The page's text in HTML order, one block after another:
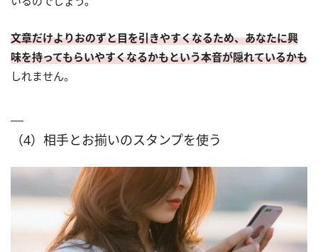
文章だけよりおのずと目を引きやすくなるため、あなたに興
味を持ってもらいやすくなるかもという本音が隠れているかも
しれません。
（4）相手とお揃いのスタンプを使う